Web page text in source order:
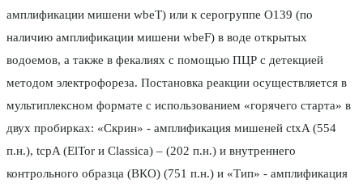
амплификации мишени wbeT) или к серогруппе О139 (по
наличию амплификации мишени wbeF) в воде открытых
водоемов, а также в фекалиях с помощью ПЦР с детекцией
методом электрофореза. Постановка реакции осуществляется в
мультиплексном формате с использованием «горячего старта» в
двух пробирках: «Скрин» - амплификация мишеней ctxA (554
п.н.), tcpA (ElTor и Classica) – (202 п.н.) и внутреннего
контрольного образца (ВКО) (751 п.н.) и «Тип» - амплификация